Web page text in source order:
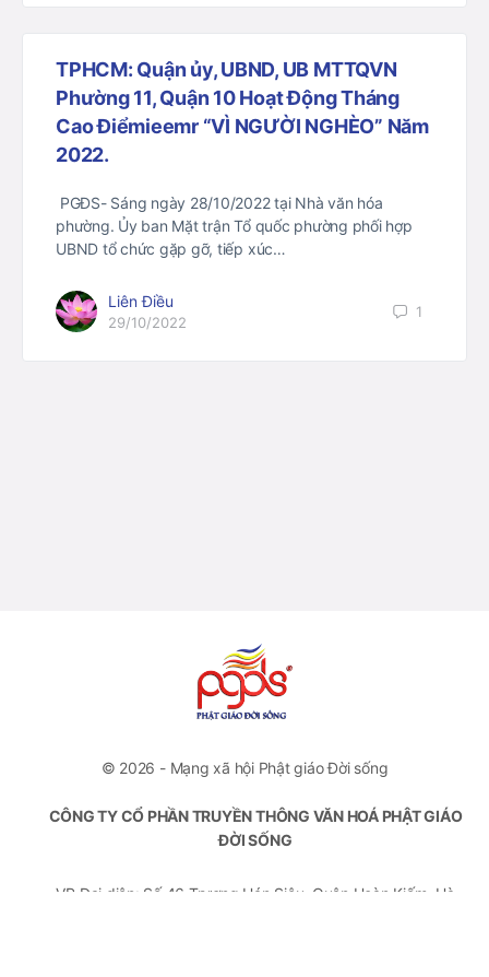
TPHCM: Quận ủy, UBND, UB MTTQVN
Phường 11, Quận 10 Hoạt Động Tháng
Cao Điểmieemr “VÌ NGƯỜI NGHÈO” Năm
2022.
PGĐS- Sáng ngày 28/10/2022 tại Nhà văn hóa
phường. Ủy ban Mặt trận Tổ quốc phường phối hợp
UBND tổ chức gặp gỡ, tiếp xúc…
Liên Điều
29/10/2022
1
© 2026 - Mạng xã hội Phật giáo Đời sống
CÔNG TY CỔ PHẦN TRUYỀN THÔNG VĂN HOÁ PHẬT GIÁO
ĐỜI SỐNG
VP Đại diện: Số 46 Trương Hán Siêu, Quận Hoàn Kiếm, Hà